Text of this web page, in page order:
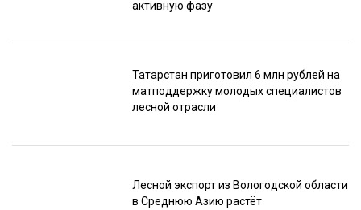
активную фазу
Татарстан приготовил 6 млн рублей на
матподдержку молодых специалистов
лесной отрасли
Лесной экспорт из Вологодской области
в Среднюю Азию растёт